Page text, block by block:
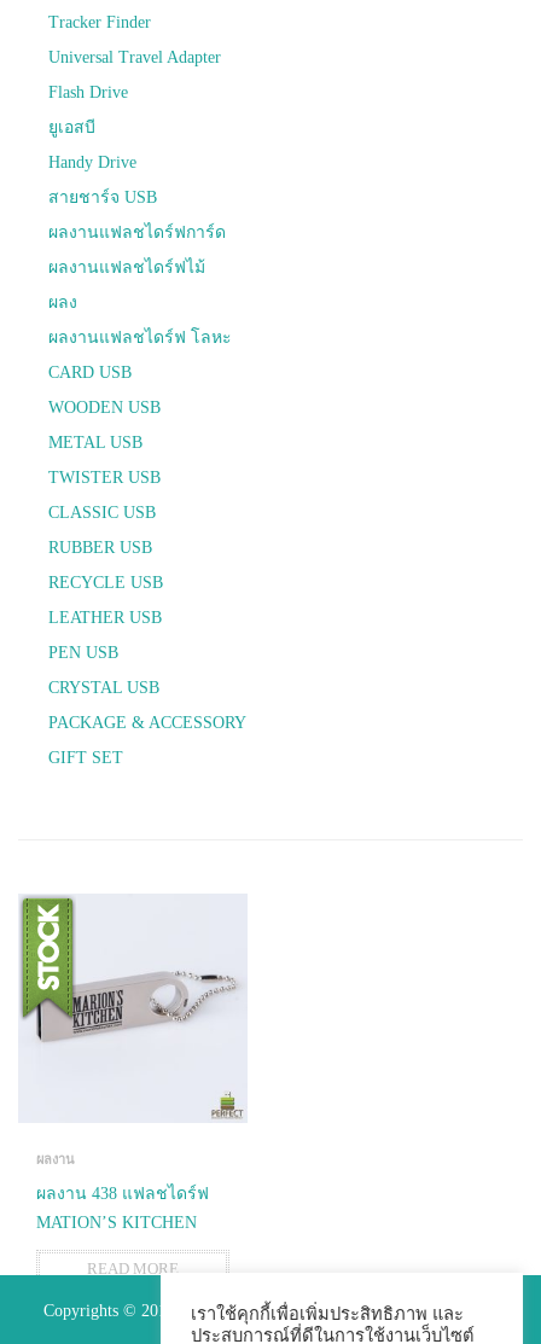
Tracker Finder
Universal Travel Adapter
Flash Drive
ยูเอสบี
Handy Drive
สายชาร์จ USB
ผลงานแฟลชไดร์ฟการ์ด
ผลงานแฟลชไดร์ฟไม้
ผลง
ผลงานแฟลชไดร์ฟ โลหะ
CARD USB
WOODEN USB
METAL USB
TWISTER USB
CLASSIC USB
RUBBER USB
RECYCLE USB
LEATHER USB
PEN USB
CRYSTAL USB
PACKAGE & ACCESSORY
GIFT SET
ผลงาน
ผลงาน 438 แฟลชไดร์ฟ
MATION’S KITCHEN
READ MORE
Copyrights © 2015 Premium Perfect Co.,ltd. All Rights Reserved.
เราใช้คุกกี้เพื่อเพิ่มประสิทธิภาพ และ
ประสบการณ์ที่ดีในการใช้งานเว็บไซต์